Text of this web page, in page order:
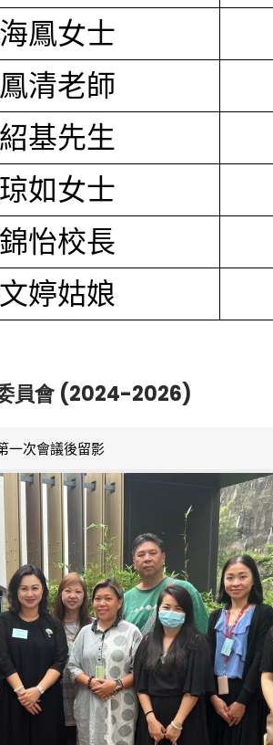
鳳女士
清老師
基先生
如女士
怡校長
婷姑娘
員會 (2024-2026)
一次會議後留影